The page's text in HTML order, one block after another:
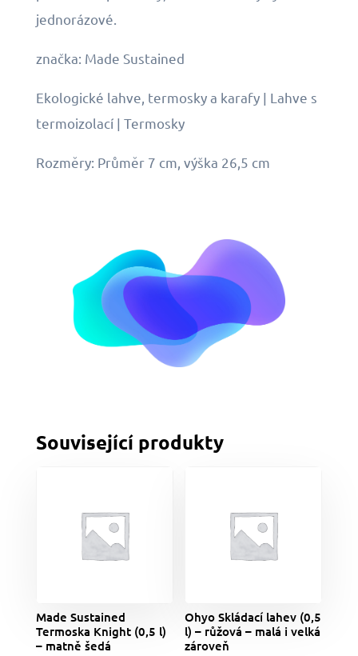
jednorázové.
značka: Made Sustained
Ekologické lahve, termosky a karafy | Lahve s
termoizolací | Termosky
Rozměry: Průměr 7 cm, výška 26,5 cm
Související produkty
Made Sustained
Termoska Knight (0,5 l)
– matně šedá
Ohyo Skládací lahev (0,5
l) – růžová – malá i velká
zároveň